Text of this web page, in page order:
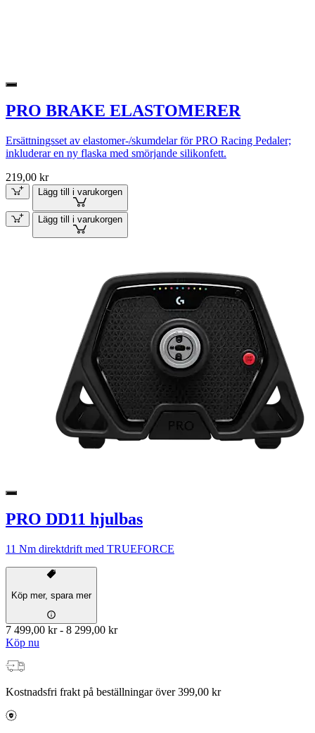
PRO BRAKE ELASTOMERER
Ersättningsset av elastomer-/skumdelar för PRO Racing Pedaler;
inkluderar en ny flaska med smörjande silikonfett.
219,00 kr
Lägg till i varukorgen
Lägg till i varukorgen
PRO DD11 hjulbas
11 Nm direktdrift med TRUEFORCE
Köp mer, spara mer
7 499,00 kr- 8 299,00 kr
Köp nu
Kostnadsfri frakt på beställningar över 399,00 kr